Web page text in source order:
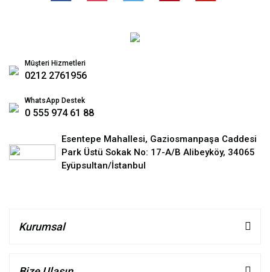
Müşteri Hizmetleri
0212 2761956
WhatsApp Destek
0 555 974 61 88
Esentepe Mahallesi, Gaziosmanpaşa Caddesi
Park Üstü Sokak No: 17-A/B Alibeyköy, 34065
Eyüpsultan/İstanbul
Kurumsal